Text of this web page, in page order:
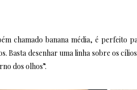
chamado banana média, é perfeito
Basta desenhar uma linha sobre os
dos olhos”.